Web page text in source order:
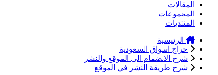
المقالات
المجموعات
المنتديات
الرئيسية
حراج اسواق السعودية
شرح الانضمام الى الموقع والنشر
شرح طريقة النشر في الموقع